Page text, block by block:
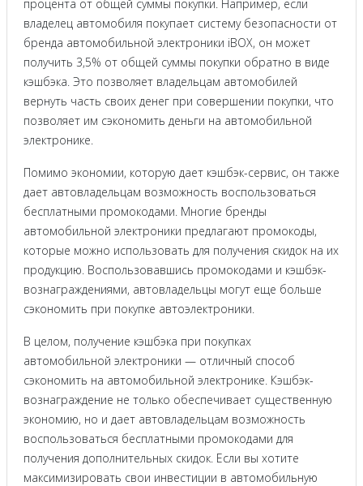
процента от общей суммы покупки. Например, если
владелец автомобиля покупает систему безопасности от
бренда автомобильной электроники iBOX, он может
получить 3,5% от общей суммы покупки обратно в виде
кэшбэка. Это позволяет владельцам автомобилей
вернуть часть своих денег при совершении покупки, что
позволяет им сэкономить деньги на автомобильной
электронике.
Помимо экономии, которую дает кэшбэк-сервис, он также
дает автовладельцам возможность воспользоваться
бесплатными промокодами. Многие бренды
автомобильной электроники предлагают промокоды,
которые можно использовать для получения скидок на их
продукцию. Воспользовавшись промокодами и кэшбэк-
вознаграждениями, автовладельцы могут еще больше
сэкономить при покупке автоэлектроники.
В целом, получение кэшбэка при покупках
автомобильной электроники — отличный способ
сэкономить на автомобильной электронике. Кэшбэк-
вознаграждение не только обеспечивает существенную
экономию, но и дает автовладельцам возможность
воспользоваться бесплатными промокодами для
получения дополнительных скидок. Если вы хотите
максимизировать свои инвестиции в автомобильную